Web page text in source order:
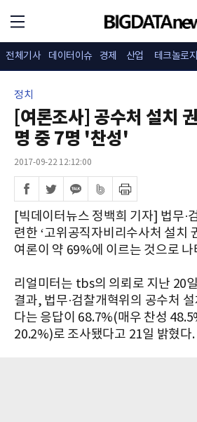
전체기사 데이터이슈 경제 산업 테크놀로지
정치
[여론조사] 공수처 설치
명 중 7명 '찬성'
2017-09-22 12:12:00
[빅데이터뉴스 정백희 기자] 법무·
련한 ‘고위공직자비리수사처 설치
여론이 약 69%에 이르는 것으로 나
리얼미터는 tbs의 의뢰로 지난 20
결과, 법무·검찰개혁위의 공수처
다는 응답이 68.7%(매우 찬성
20.2%)로 조사됐다고 21일 밝혔다.